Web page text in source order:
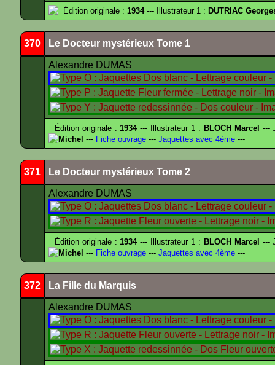
Édition originale : 1934--- Illustrateur 1 : DUTRIAC
370 Le Docteur mystérieux Tome 1
Alexandre DUMAS
Édition originale :1934--- Illustrateur 1 : BLOCH Marcel ---
Michel --- Fiche ouvrage --- Jaquettes avec 4ème ---
371 Le Docteur mystérieux Tome 2
Alexandre DUMAS
Édition originale :1934--- Illustrateur 1 : BLOCH Marcel ---
Michel --- Fiche ouvrage --- Jaquettes avec 4ème ---
372 La Fille du Marquis
Alexandre DUMAS